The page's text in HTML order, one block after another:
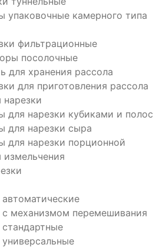
упаковочные камерного типа
фильтрационные
посолочные
для хранения рассола
для приготовления рассола
для нарезки кубиками и полос
для нарезки сыра
для нарезки порционной
с механизмом перемешивания